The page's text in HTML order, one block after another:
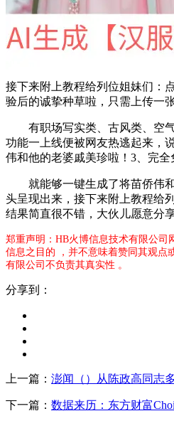
接下来附上教程给列位姐妹们：
验后的诚挚种草啦，只需上传一张
有职场写实类、古风类、空
功能一上线便被网友热逃起来，
伟和他的老婆戚美珍啦！3、完全
就能够一键生成了将苗侨伟和
头呈现出来，接下来附上教程给
结果简直很不错，大伙儿愿意分
郑重声明：HB火博信息技术有限公司
信息之目的 ，并不意味着赞同其观点
有限公司不负责其真实性 。
分享到：
上一篇： 澎闻（）从陈政高同志
下一篇： 数据来历：东方财富